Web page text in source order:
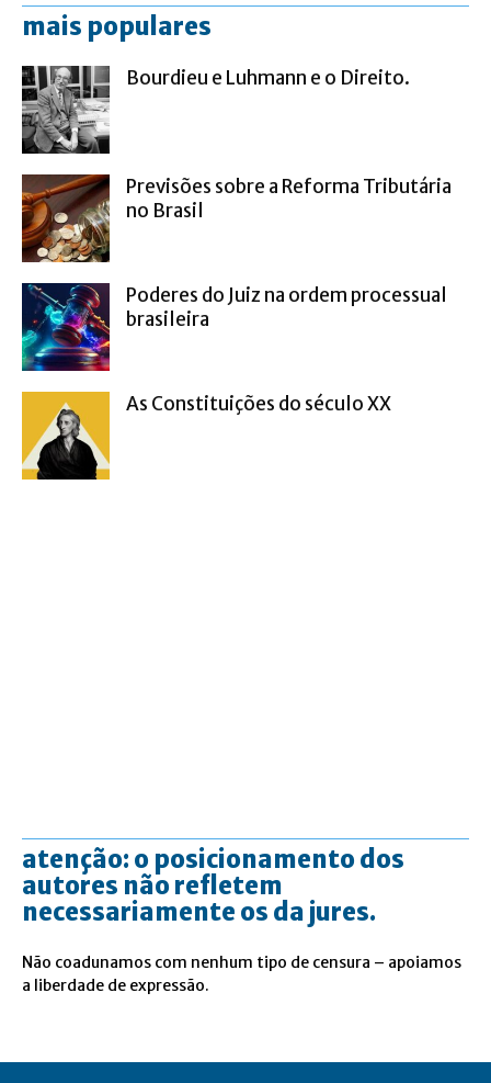
mais populares
Bourdieu e Luhmann e o Direito.
Previsões sobre a Reforma Tributária
no Brasil
Poderes do Juiz na ordem processual
brasileira
As Constituições do século XX
atenção: o posicionamento dos
autores não refletem
necessariamente os da jures.
Não coadunamos com nenhum tipo de censura – apoiamos
a liberdade de expressão.